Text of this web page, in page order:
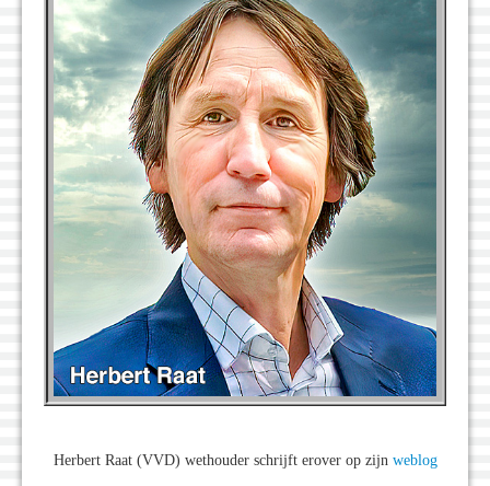
Herbert Raat (VVD) wethouder schrijft erover op zijn weblog